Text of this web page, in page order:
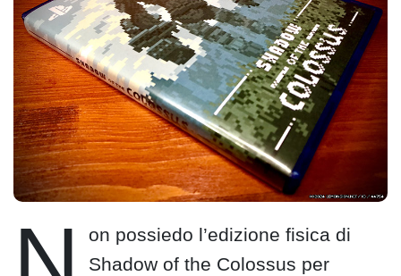
on possiedo l’edizione fisica di
Shadow of the Colossus per